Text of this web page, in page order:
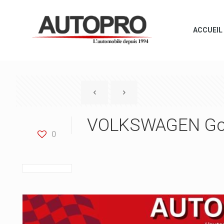
ACCUEIL
0 VOLKSWAGEN